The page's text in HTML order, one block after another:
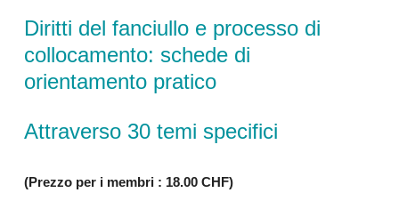
Diritti del fanciullo e processo di
collocamento: schede di
orientamento pratico
Attraverso 30 temi specifici
(Prezzo per i membri : 18.00 CHF)